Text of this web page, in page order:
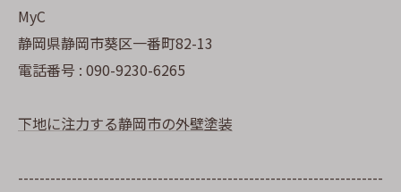
MyC
静岡県静岡市葵区一番町82-13
電話番号 : 090-9230-6265
下地に注力する静岡市の外壁塗装
--------------------------------------------------------------------